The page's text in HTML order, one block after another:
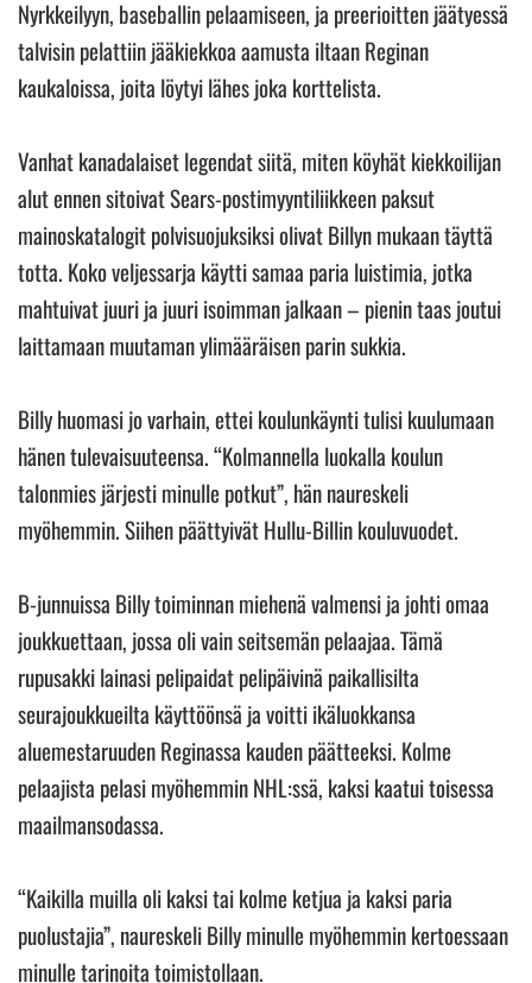
Nyrkkeilyyn, baseballin pelaamiseen, ja preerioitten jäätyessä
talvisin pelattiin jääkiekkoa aamusta iltaan Reginan
kaukaloissa, joita löytyi lähes joka korttelista.
Vanhat kanadalaiset legendat siitä, miten köyhät kiekkoilijan
alut ennen sitoivat Sears-postimyyntiliikkeen paksut
mainoskatalogit polvisuojuksiksi olivat Billyn mukaan täyttä
totta. Koko veljessarja käytti samaa paria luistimia, jotka
mahtuivat juuri ja juuri isoimman jalkaan – pienin taas joutui
laittamaan muutaman ylimääräisen parin sukkia.
Billy huomasi jo varhain, ettei koulunkäynti tulisi kuulumaan
hänen tulevaisuuteensa. “Kolmannella luokalla koulun
talonmies järjesti minulle potkut”, hän naureskeli
myöhemmin. Siihen päättyivät Hullu-Billin kouluvuodet.
B-junnuissa Billy toiminnan miehenä valmensi ja johti omaa
joukkuettaan, jossa oli vain seitsemän pelaajaa. Tämä
rupusakki lainasi pelipaidat pelipäivinä paikallisilta
seurajoukkueilta käyttöönsä ja voitti ikäluokkansa
aluemestaruuden Reginassa kauden päätteeksi. Kolme
pelaajista pelasi myöhemmin NHL:ssä, kaksi kaatui toisessa
maailmansodassa.
“Kaikilla muilla oli kaksi tai kolme ketjua ja kaksi paria
puolustajia”, naureskeli Billy minulle myöhemmin kertoessaan
minulle tarinoita toimistollaan.